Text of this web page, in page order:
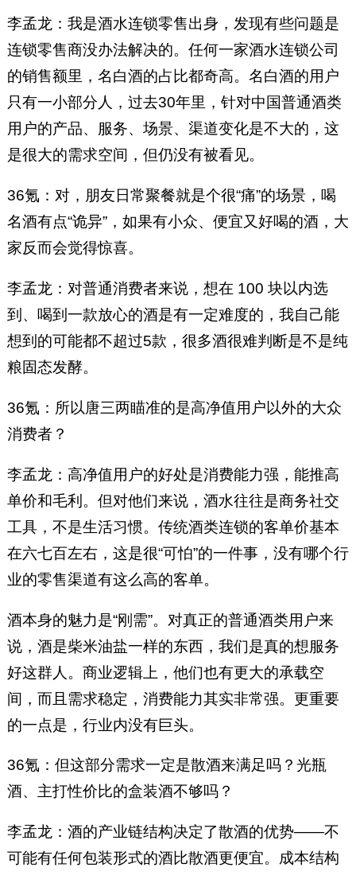
李孟龙：我是酒水连锁零售出身，发现有些问题是
连锁零售商没办法解决的。任何一家酒水连锁公司
的销售额里，名白酒的占比都奇高。名白酒的用户
只有一小部分人，过去30年里，针对中国普通酒类
用户的产品、服务、场景、渠道变化是不大的，这
是很大的需求空间，但仍没有被看见。
36氪：对，朋友日常聚餐就是个很“痛”的场景，喝
名酒有点“诡异”，如果有小众、便宜又好喝的酒，大
家反而会觉得惊喜。
李孟龙：对普通消费者来说，想在 100 块以内选
到、喝到一款放心的酒是有一定难度的，我自己能
想到的可能都不超过5款，很多酒很难判断是不是纯
粮固态发酵。
36氪：所以唐三两瞄准的是高净值用户以外的大众
消费者？
李孟龙：高净值用户的好处是消费能力强，能推高
单价和毛利。但对他们来说，酒水往往是商务社交
工具，不是生活习惯。传统酒类连锁的客单价基本
在六七百左右，这是很“可怕”的一件事，没有哪个行
业的零售渠道有这么高的客单。
酒本身的魅力是“刚需”。对真正的普通酒类用户来
说，酒是柴米油盐一样的东西，我们是真的想服务
好这群人。商业逻辑上，他们也有更大的承载空
间，而且需求稳定，消费能力其实非常强。更重要
的一点是，行业内没有巨头。
36氪：但这部分需求一定是散酒来满足吗？光瓶
酒、主打性价比的盒装酒不够吗？
李孟龙：酒的产业链结构决定了散酒的优势——不
可能有任何包装形式的酒比散酒更便宜。成本结构